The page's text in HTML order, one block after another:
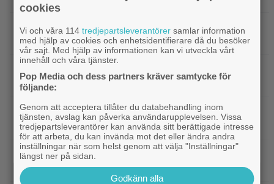
Streamingtips |2 säsonger av brittisk deckare
kommer till SVT Play – baserad på svensk bok
Chan vill glömma: ”Gillar den fortfarande inte”
Fantasy|Sista chansen: 2010-talets mest episka
fantasytrilogi lämnar Netflix i augusti
Christopher Nolan
Christopher Nolans
favoritkomedi är hyllad kultrulle från 1987
cookies
Vi och våra 114tredjepartsleverantörer samlar information
med hjälp av cookies och enhetsidentifierare då du besöker
vår sajt. Med hjälp av informationen kan vi utveckla vårt
innehåll och våra tjänster.
Pop Media och dess partners kräver samtycke för
följande:
Genom att acceptera tillåter du databehandling inom
tjänsten, avslag kan påverka användarupplevelsen. Vissa
tredjepartsleverantörer kan använda sitt berättigade intresse
för att arbeta, du kan invända mot det eller ändra andra
inställningar när som helst genom att välja "Inställningar"
längst ner på sidan.
Godkänn alla